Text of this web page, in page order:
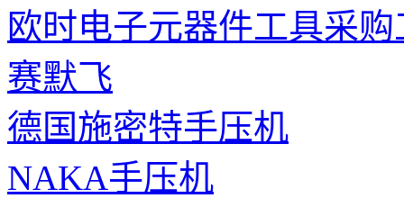
欧时电子元器件工具采购
赛默飞
德国施密特手压机
NAKA手压机